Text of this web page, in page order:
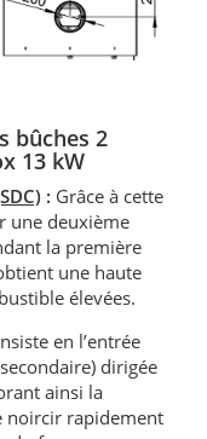
bûches 2
13 kW
: Grâce à cette
une deuxième
la première
une haute
élevées.
en l’entrée
dirigée
ainsi la
noircir rapidement